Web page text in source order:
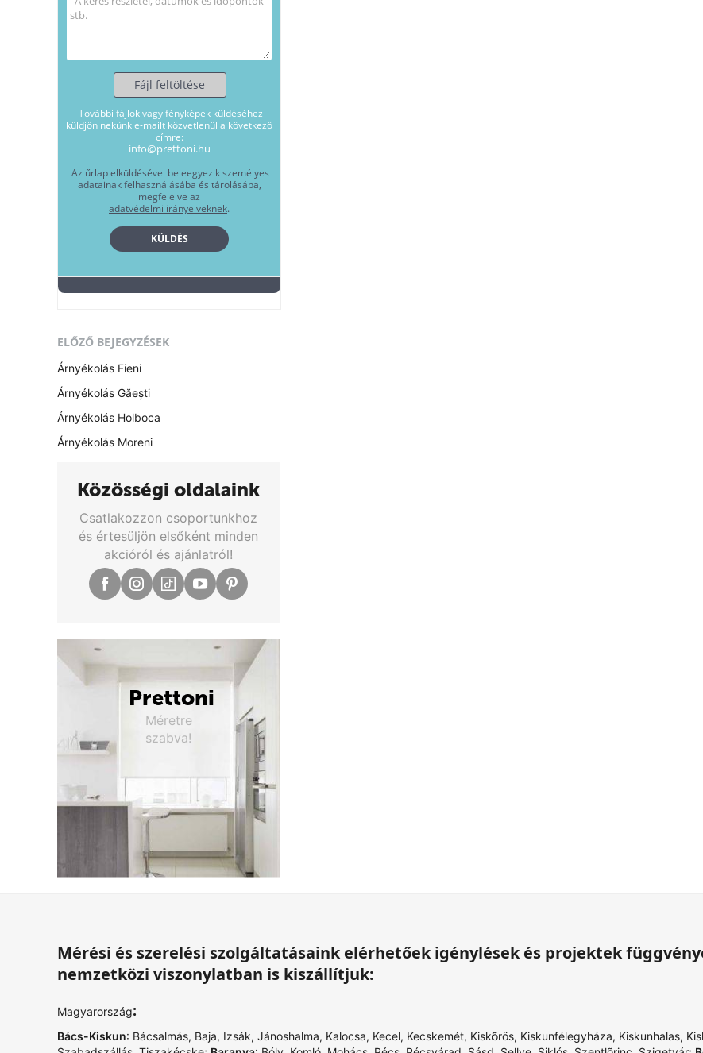
ELŐZŐ BEJEGYZÉSEK
Árnyékolás Fieni
Árnyékolás Găești
Árnyékolás Holboca
Árnyékolás Moreni
Közösségi oldalaink
Csatlakozzon csoportunkhoz
és értesüljön elsőként minden
akcióról és ajánlatról!
Prettoni
Méretre
szabva!
Mérési és szerelési szolgáltatásaink elérhetőek igénylések és projektek
nemzetközi viszonylatban is kiszállítjuk:
Magyarország:
Bács-Kiskun: Bácsalmás, Baja, Izsák, Jánoshalma, Kalocsa, Kecel, Kecskemét, Kiskõrös, Kiskunfélegyháza, Kiskunhalas,